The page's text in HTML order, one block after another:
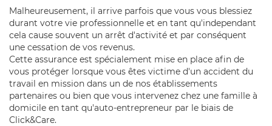
Malheureusement, il arrive parfois que vous vous blessiez
durant votre vie professionnelle et en tant qu'independant
cela cause souvent un arrêt d'activité et par conséquent
une cessation de vos revenus.
Cette assurance est spécialement mise en place afin de
vous protéger lorsque vous êtes victime d'un accident du
travail en mission dans un de nos établissements
partenaires ou bien que vous intervenez chez une famille à
domicile en tant qu'auto-entrepreneur par le biais de
Click&Care.